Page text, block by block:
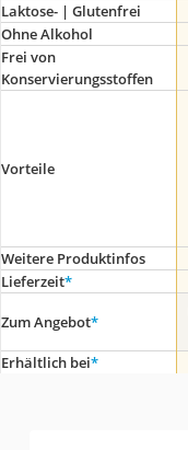
Laktose- | Glutenfrei
Ohne Alkohol
Frei von
Konservierungsstoffen
Vorteile
Weitere Produktinfos
Lieferzeit*
Zum Angebot*
Erhältlich bei*